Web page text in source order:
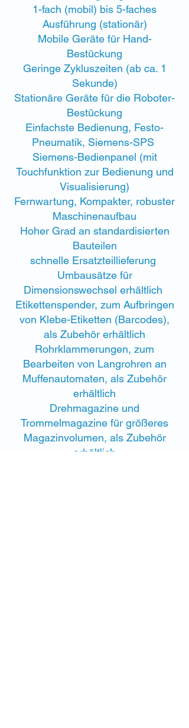
1-fach (mobil) bis 5-faches
Ausführung (stationär)
Mobile Geräte für Hand-
Bestückung
Geringe Zykluszeiten (ab ca. 1
Sekunde)
Stationäre Geräte für die Roboter-
Bestückung
Einfachste Bedienung, Festo-
Pneumatik, Siemens-SPS
Siemens-Bedienpanel (mit
Touchfunktion zur Bedienung und
Visualisierung)
Fernwartung, Kompakter, robuster
Maschinenaufbau
Hoher Grad an standardisierten
Bauteilen
schnelle Ersatzteillieferung
Umbausätze für
Dimensionswechsel erhältlich
Etikettenspender, zum Aufbringen
von Klebe-Etiketten (Barcodes),
als Zubehör erhältlich
Rohrklammerungen, zum
Bearbeiten von Langrohren an
Muffenautomaten, als Zubehör
erhältlich
Drehmagazine und
Trommelmagazine für größeres
Magazinvolumen, als Zubehör
erhältlich